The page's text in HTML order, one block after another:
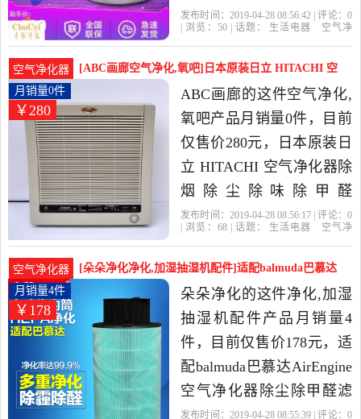
负离子氧吧是2019年东升
中性价比很高的空气净化,
氧吧，由浙江 杭州发货。
发布时间：2019-04-28 08:56:42 | 评论： 0
| 浏览： 50| 话题： 生活电器
空气净
空气净化器
[ABC画廊空气净化,氧吧]日本原装日立 HITACHI 空
气净月销量0件仅售280元
￥280
月销量0件
ABC画廊的这件空气净化,
氧吧产品月销量0件，目前
仅售价280元，日本原装日
立 HITACHI 空气净化器除
烟除尘除味除甲醛
PM2.5(3)是2019年ABC画
比很高的空气净化,氧吧，
由浙江 台州发货。
发布时间：2019-04-28 08:56:17 | 评论： 0
| 浏览： 68| 话题： 生活电器
空气净
空气净化器
[朵朵净化净化,加湿抽湿机配件]适配balmuda巴慕达
AirEng月销量4件仅售178元
￥178
月销量4件
朵朵净化的这件净化,加湿
抽湿机配件产品月销量4
件，目前仅售价178元，适
配balmuda巴慕达AirEngine
空气净化器除尘除甲醛滤
芯过滤网包邮是2019年朵
发布时间：2019-04-28 08:55:39 | 评论： 0